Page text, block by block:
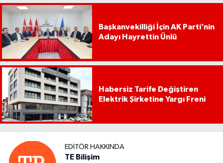
Başkanvekilliği İçin AK Parti’nin
Adayı Hayrettin Ünlü
Habersiz Tarife Değiştiren
Elektrik Şirketine Yargı Freni
EDITÖR HAKKINDA
TE Bilişim